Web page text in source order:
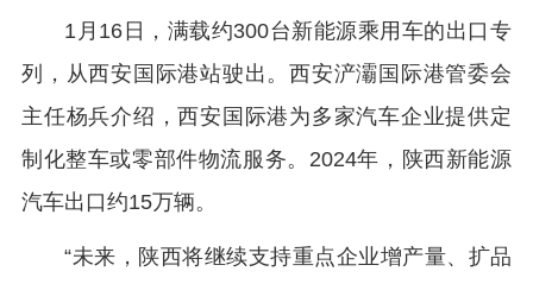
1月16日，满载约300台新能源乘用车的出口专
列，从西安国际港站驶出。西安浐灞国际港管委会
主任杨兵介绍，西安国际港为多家汽车企业提供定
制化整车或零部件物流服务。2024年，陕西新能源
汽车出口约15万辆。
“未来，陕西将继续支持重点企业增产量、扩品